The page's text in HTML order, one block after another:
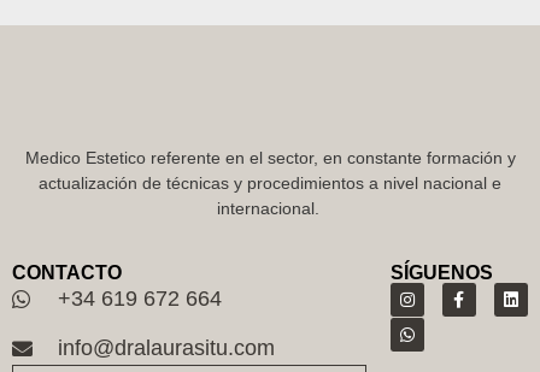
Medico Estetico referente en el sector, en constante formación y
actualización de técnicas y procedimientos a nivel nacional e
internacional.
CONTACTO
+34 619 672 664
info@dralaurasitu.com
SÍGUENOS